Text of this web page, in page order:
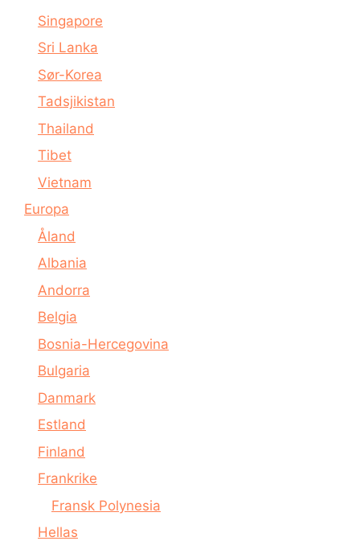
Singapore
Sri Lanka
Sør-Korea
Tadsjikistan
Thailand
Tibet
Vietnam
Europa
Åland
Albania
Andorra
Belgia
Bosnia-Hercegovina
Bulgaria
Danmark
Estland
Finland
Frankrike
Fransk Polynesia
Hellas